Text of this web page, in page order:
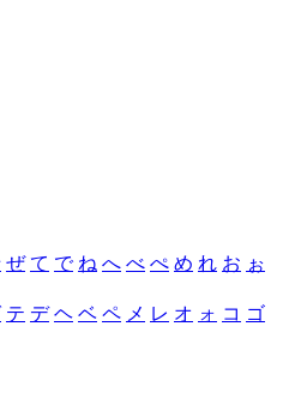
ぜ て で ね へ べ ぺ め れ お ぉ
テ デ ヘ ベ ペ メ レ オ ォ コ ゴ